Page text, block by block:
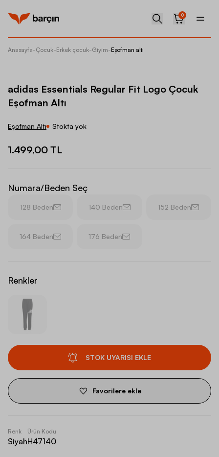
0
Anasayfa-Çocuk-Erkek çocuk-Giyim-Eşofman altı
adidas Essentials Regular Fit Logo Çocuk
Eşofman Altı
Eşofman Altı Stokta yok
1.499,00 TL
Numara/Beden Seç
128 Beden 140 Beden 152 Beden
164 Beden 176 Beden
Renkler
STOK UYARISI EKLE
Favorilere ekle
Renk
Siyah
Ürün Kodu
H47140